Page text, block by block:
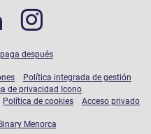
después
Política integrada de gestión
de privacidad Icono
Política de cookies Acceso privado
Menorca